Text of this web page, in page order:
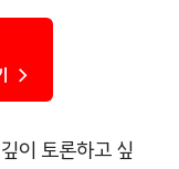
→
이 토론하고 싶